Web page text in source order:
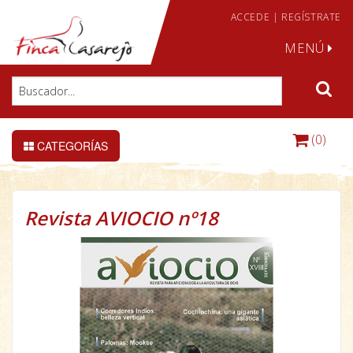
ACCEDE | REGÍSTRATE
MENÚ
CATEGORÍAS (0)
Revista AVIOCIO nº18